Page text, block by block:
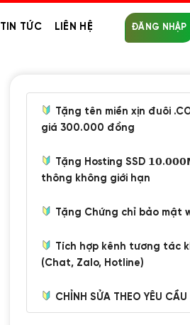
TIN TỨC LIÊN HỆ ĐĂNG NHẬP
Tặng tên miền xịn đuôi
giá 300.000 đồng
Tặng Hosting SSD
thông không giới hạn
Tặng Chứng chỉ bảo mật
Tích hợp kênh tương tác
(Chat, Zalo, Hotline)
CHỈNH SỬA THEO YÊU CẦU